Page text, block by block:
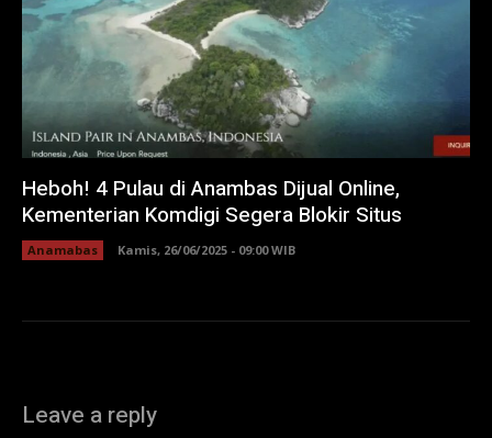
Heboh! 4 Pulau di Anambas Dijual Online,
Kementerian Komdigi Segera Blokir Situs
Anamabas Kamis, 26/06/2025 - 09:00 WIB
Leave a reply